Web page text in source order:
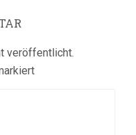
veröffentlicht.